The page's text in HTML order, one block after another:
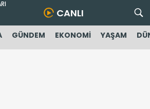
CANLI
GÜNDEM EKONOMİ YAŞAM